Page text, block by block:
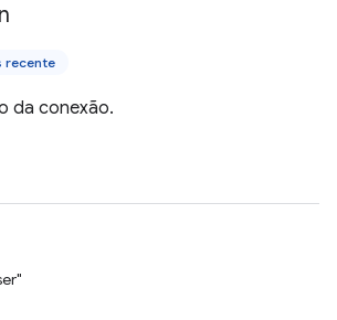
recente
da conexão.